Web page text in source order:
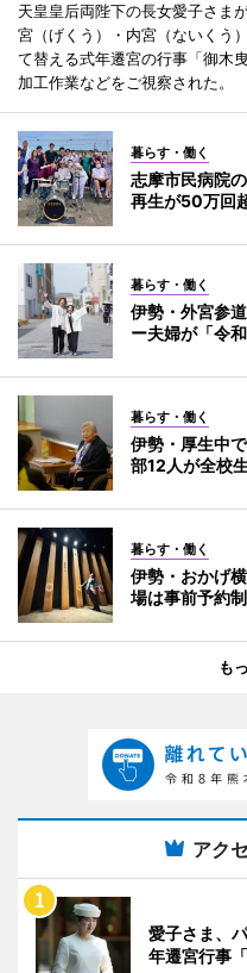
天皇皇后両陛下の長女愛子さま
宮（げくう）・内宮（ないくう
て替える式年遷宮の行事「御木
加工作業などをご視察された。
暮らす・働く
志摩市民病院
再生が50万回
暮らす・働く
伊勢・外宮参
ー夫婦が「令
暮らす・働く
伊勢・厚生中
部12人が全校
暮らす・働く
伊勢・おかげ
場は事前予約制
も
アク
愛子さま、
年遷宮行事